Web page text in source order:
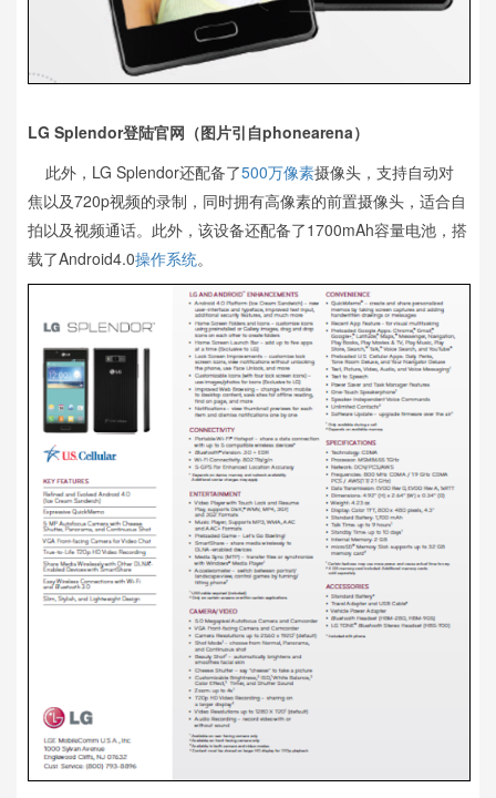
LG Splendor登陆官网（图片引自phonearena）
此外，LG Splendor还配备了500万像素摄像头，支持自动对
焦以及720p视频的录制，同时拥有高像素的前置摄像头，适合自
拍以及视频通话。此外，该设备还配备了1700mAh容量电池，搭
载了Android4.0操作系统。